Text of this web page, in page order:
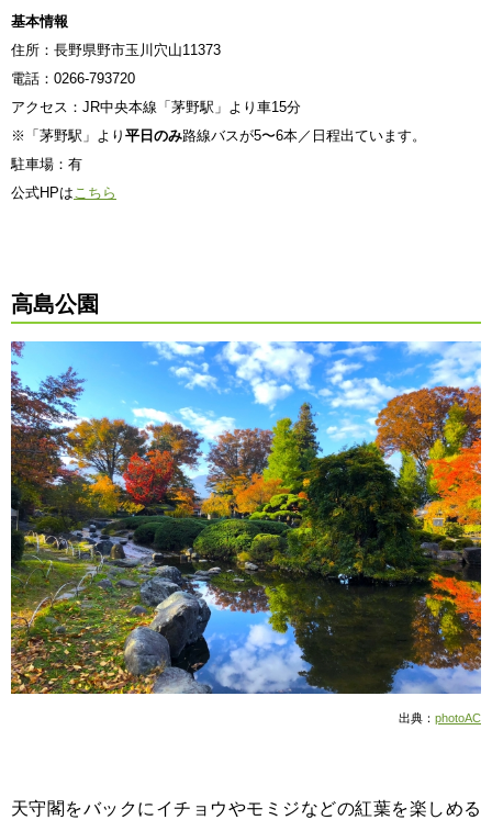
基本情報
住所：長野県野市玉川穴山11373
電話：0266-793720
アクセス：JR中央本線「茅野駅」より車15分
※「茅野駅」より 平日のみ路線バスが5〜6本／日程出ています。
駐車場：有
公式HPはこちら
高島公園
出典： photoAC
天守閣をバックにイチョウやモミジなどの紅葉を楽しめる